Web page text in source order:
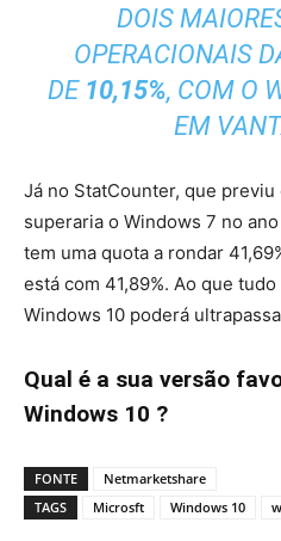
DOIS
OPERACIONAIS
DE10,15%, COM O
EM
Já no StatCounter, que previu
superaria o Windows 7 no
tem uma quota a rondar
está com 41,89%. Ao que
Windows 10 poderá
Qual é a sua versão
Windows 10 ?
FONTE
Netmarketshare
TAGS
Microsft Windows 10